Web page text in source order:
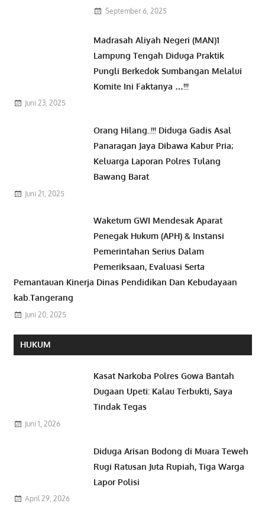
September 6, 2025
Madrasah Aliyah Negeri (MAN)1
Lampung Tengah Diduga Praktik
Pungli Berkedok Sumbangan Melalui
Komite Ini Faktanya …!!!
Juni 23, 2025
Orang Hilang..!!! Diduga Gadis Asal
Panaragan Jaya Dibawa Kabur Pria;
Keluarga Laporan Polres Tulang
Bawang Barat
Juni 21, 2025
Waketum GWI Mendesak Aparat
Penegak Hukum (APH) & Instansi
Pemerintahan Serius Dalam
Pemeriksaan, Evaluasi Serta
Pemantauan Kinerja Dinas Pendidikan Dan Kebudayaan
kab.Tangerang
Juni 20, 2025
HUKUM
Kasat Narkoba Polres Gowa Bantah
Dugaan Upeti: Kalau Terbukti, Saya
Tindak Tegas
Juni 1, 2026
Diduga Arisan Bodong di Muara Teweh
Rugi Ratusan Juta Rupiah, Tiga Warga
Lapor Polisi
April 29, 2026